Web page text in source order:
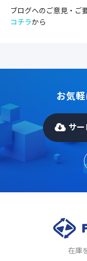
ブログへのご意見・ご
コチラから
お気
サ
在庫